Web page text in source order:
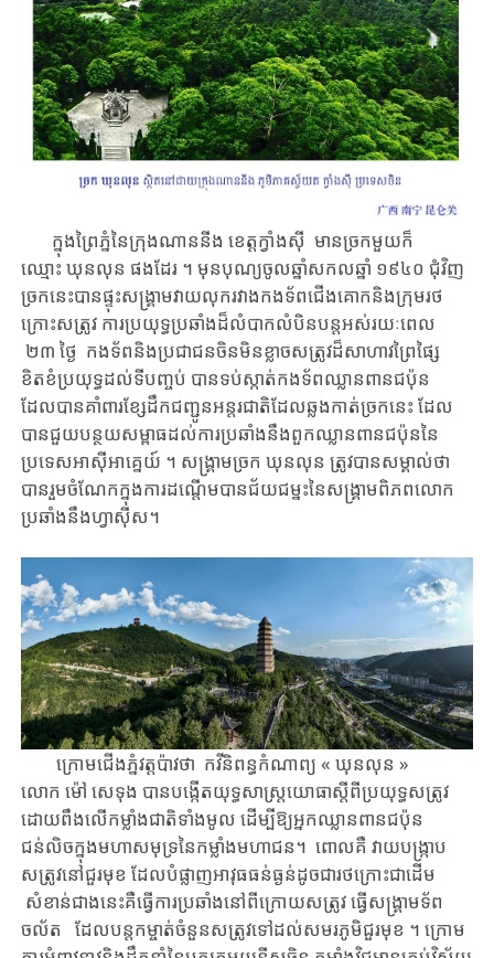
ក្នុង​​ព្រៃភ្នំ​នៃ​ក្រុងណាននីង ​ខេត្តក្វាំងស៊ី ​មានច្រក​មួយ​ក៏
ឈ្មោះ ឃុនលុន ​ផងដែរ​ ។ ​​​​មុនបុណ្យ​ចូលឆ្នាំសកល​ឆ្នាំ ១៩៤០ ​ជុំវិញ​
ច្រក​នេះ​បាន​​ផ្ទុះ​សង្គ្រាម​វាយលុក​​រវាង​​កងទ័ព​ជើងគោក​និង​​ក្រុម​រថ
ក្រោះ​សត្រូវ​​ ​​ការប្រយុទ្ធប្រឆាំង​ដ៏​លំបាកលំបិន​បន្ត​​អស់រយៈពេល​
២៣ ថ្ងៃ​ កង​​ទ័ព​និងប្រជាជន​ចិន​​មិនខ្លាច​សត្រូវ​ដ៏សាហាវព្រៃផ្សៃ ​​
ខិតខំប្រយុទ្ធ​ដល់​ទីបញ្ចប់ ​​​បាន​ទប់ស្កាត់កងទ័ព​ឈ្លានពានជប៉ុន​​​​​ ​
ដែល​បាន​គាំពារ​ខ្សែ​ដឹកជញ្ជូន​​អន្តរជាតិ​ដែល​ឆ្លងកាត់ច្រកនេះ ​​ដែល​
បាន​ជួយ​​​បន្ថយ​សម្ពាធ​ដល់​ការ​ប្រឆាំង​នឹង​ពួកឈ្លានពានជប៉ុន​នៃ​​
ប្រទេសអាស៊ីអាគ្នេយ៍​ ​។​ ​សង្គ្រាម​ច្រក ឃុនលុន ​ត្រូវបាន​​សម្គាល់ថា ​​
បាន​រួមចំណែក​ក្នុង​ការ​ដណ្តើមបាន​ជ័យជម្នះ​នៃ​សង្គ្រាម​ពិភពលោក​​
ប្រឆាំង​នឹង​​ហ្វាស៊ីស​​​។​
ក្រោម​ជើងភ្នំវត្តប៉ាវថា ​​កវីនិពន្ធកំណាព្យ ​« ឃុនលុន » ​​​
លោក ម៉ៅ សេទុង ​បាន​បង្កើត​យុទ្ធសាស្ត្រ​យោធា​ស្តីពី​​ប្រយុទ្ធ​​សត្រូវ​
ដោយ​ពឹង​លើ​​កម្លាំង​​ជាតិ​ទាំងមូល ​​ដើម្បី​ឱ្យ​អ្នកឈ្លានពានជប៉ុន​
ជន់លិច​ក្នុង​មហាសមុទ្រ​នៃ​កម្លាំង​មហាជន​។ ​​​ ​ពោលគឺ ​​​វាយបង្ក្រាប​
សត្រូវ​នៅ​​ជួរ​មុខ​ ​ដែល​បំផ្លាញ​​អាវុធ​ធន់ធ្ងន់​​ដូចជា​រថក្រោះ​ជាដើម​
សំខាន់ជាងនេះគឺ​​ធ្វើការ​​ប្រឆាំង​​នៅពី​​ក្រោយ​​សត្រូវ ​​ធ្វើសង្គ្រាម​ទ័ព​
ចល័ត ​​​ដែល​បន្ត​​កម្ចាត់​ចំនួន​សត្រូវ​​​ទៅដល់​​សមរភូមិ​ជួរមុខ​​ ​​​។ ​​​ក្រោម​​